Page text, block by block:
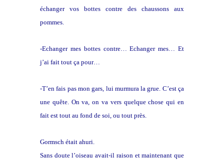
échanger vos bottes contre des chaussons aux
pommes.
-Echanger mes bottes contre… Echanger mes… Et
j’ai fait tout ça pour…
-T’en fais pas mon gars, lui murmura la grue. C’est ça
une quête. On va, on va vers quelque chose qui en
fait est tout au fond de soi, ou tout près.
Gormsch était ahuri.
Sans doute l’oiseau avait-il raison et maintenant que